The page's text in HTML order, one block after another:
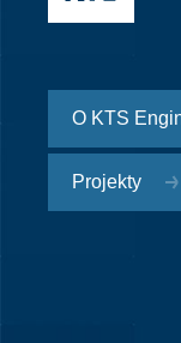
O KTS
Projekty